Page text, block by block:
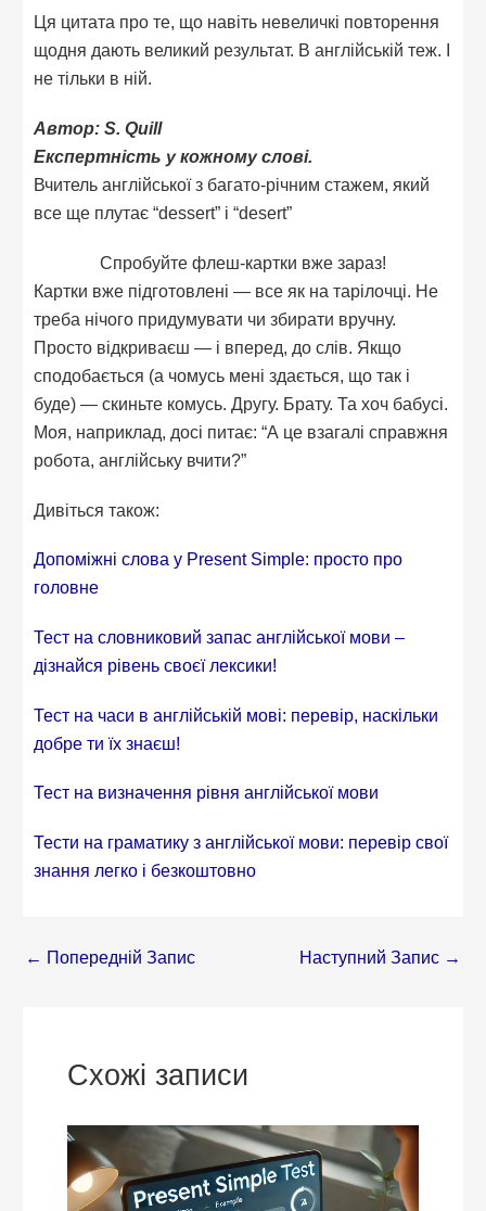
Ця цитата про те, що навіть невеличкі повторення
щодня дають великий результат. В англійській теж. І
не тільки в ній.
Автор: S. Quill
Експертність у кожному слові.
Вчитель англійської з багато-річним стажем, який
все ще плутає “dessert” і “desert”
Спробуйте флеш-картки вже зараз!
Картки вже підготовлені — все як на тарілочці. Не
треба нічого придумувати чи збирати вручну.
Просто відкриваєш — і вперед, до слів. Якщо
сподобається (а чомусь мені здається, що так і
буде) — скиньте комусь. Другу. Брату. Та хоч бабусі.
Моя, наприклад, досі питає: “А це взагалі справжня
робота, англійську вчити?”
Дивіться також:
Допоміжні слова у Present Simple: просто про
головне
Тест на словниковий запас англійської мови –
дізнайся рівень своєї лексики!
Тест на часи в англійській мові: перевір, наскільки
добре ти їх знаєш!
Тест на визначення рівня англійської мови
Тести на граматику з англійської мови: перевір свої
знання легко і безкоштовно
← Попередній Запис Наступний Запис →
Схожі записи